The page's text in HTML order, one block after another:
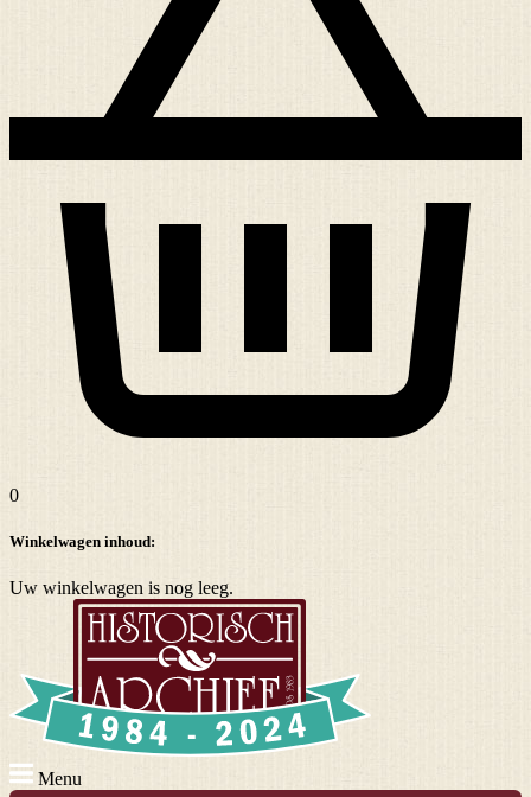
0
Winkelwagen inhoud:
Uw winkelwagen is nog leeg.
Menu